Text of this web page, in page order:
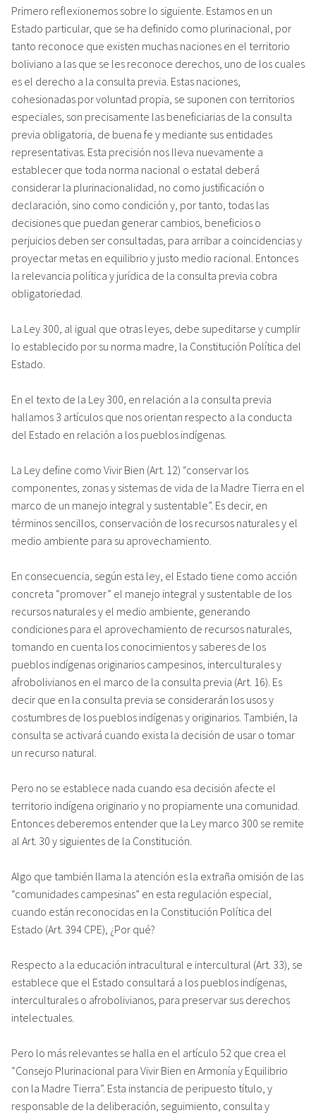
Primero reflexionemos sobre lo siguiente. Estamos en un
Estado particular, que se ha definido como plurinacional, por
tanto reconoce que existen muchas naciones en el territorio
boliviano a las que se les reconoce derechos, uno de los cuales
es el derecho a la consulta previa. Estas naciones,
cohesionadas por voluntad propia, se suponen con territorios
especiales, son precisamente las beneficiarias de la consulta
previa obligatoria, de buena fe y mediante sus entidades
representativas. Esta precisión nos lleva nuevamente a
establecer que toda norma nacional o estatal deberá
considerar la plurinacionalidad, no como justificación o
declaración, sino como condición y, por tanto, todas las
decisiones que puedan generar cambios, beneficios o
perjuicios deben ser consultadas, para arribar a coincidencias y
proyectar metas en equilibrio y justo medio racional. Entonces
la relevancia política y jurídica de la consulta previa cobra
obligatoriedad.
La Ley 300, al igual que otras leyes, debe supeditarse y cumplir
lo establecido por su norma madre, la Constitución Política del
Estado.
En el texto de la Ley 300, en relación a la consulta previa
hallamos 3 artículos que nos orientan respecto a la conducta
del Estado en relación a los pueblos indígenas.
La Ley define como Vivir Bien (Art. 12) “conservar los
componentes, zonas y sistemas de vida de la Madre Tierra en el
marco de un manejo integral y sustentable”. Es decir, en
términos sencillos, conservación de los recursos naturales y el
medio ambiente para su aprovechamiento.
En consecuencia, según esta ley, el Estado tiene como acción
concreta “promover” el manejo integral y sustentable de los
recursos naturales y el medio ambiente, generando
condiciones para el aprovechamiento de recursos naturales,
tomando en cuenta los conocimientos y saberes de los
pueblos indígenas originarios campesinos, interculturales y
afrobolivianos en el marco de la consulta previa (Art. 16). Es
decir que en la consulta previa se considerarán los usos y
costumbres de los pueblos indígenas y originarios. También, la
consulta se activará cuando exista la decisión de usar o tomar
un recurso natural.
Pero no se establece nada cuando esa decisión afecte el
territorio indígena originario y no propiamente una comunidad.
Entonces deberemos entender que la Ley marco 300 se remite
al Art. 30 y siguientes de la Constitución.
Algo que también llama la atención es la extraña omisión de las
“comunidades campesinas” en esta regulación especial,
cuando están reconocidas en la Constitución Política del
Estado (Art. 394 CPE), ¿Por qué?
Respecto a la educación intracultural e intercultural (Art. 33), se
establece que el Estado consultará a los pueblos indígenas,
interculturales o afrobolivianos, para preservar sus derechos
intelectuales.
Pero lo más relevantes se halla en el artículo 52 que crea el
“Consejo Plurinacional para Vivir Bien en Armonía y Equilibrio
con la Madre Tierra”. Esta instancia de peripuesto título, y
responsable de la deliberación, seguimiento, consulta y